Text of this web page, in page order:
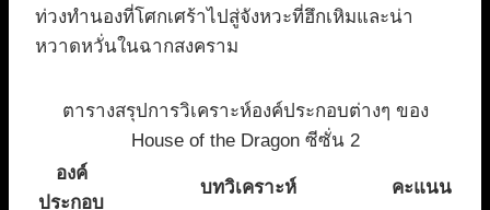
ท่วงทำนองที่โศกเศร้าไปสู่จังหวะที่ฮึกเหิมและน่า
หวาดหวั่นในฉากสงคราม
ตารางสรุปการวิเคราะห์องค์ประกอบต่างๆ ของ
House of the Dragon ซีซั่น 2
องค์
ประกอบ
บทวิเคราะห์ คะแนน